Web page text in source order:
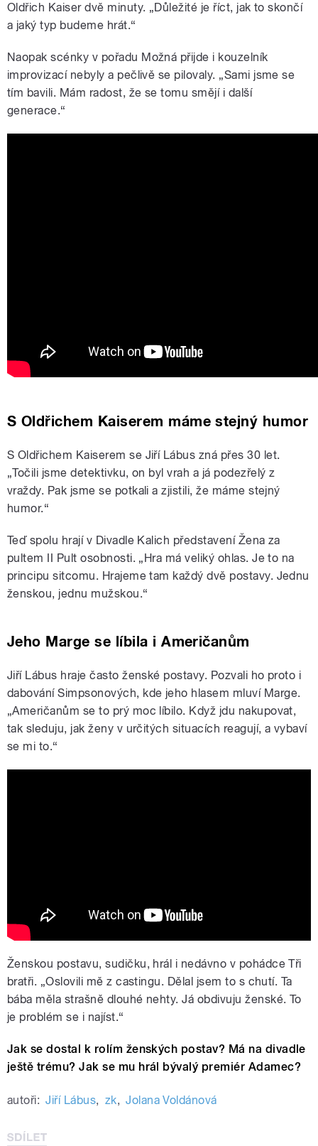
Oldřich Kaiser dvě minuty. „Důležité je říct, jak to skončí
a jaký typ budeme hrát.“
Naopak scénky v pořadu Možná přijde i kouzelník
improvizací nebyly a pečlivě se pilovaly. „Sami jsme se
tím bavili. Mám radost, že se tomu smějí i další
generace.“
S Oldřichem Kaiserem máme stejný humor
S Oldřichem Kaiserem se Jiří Lábus zná přes 30 let.
„Točili jsme detektivku, on byl vrah a já podezřelý z
vraždy. Pak jsme se potkali a zjistili, že máme stejný
humor.“
Teď spolu hrají v Divadle Kalich představení Žena za
pultem II Pult osobnosti. „Hra má veliký ohlas. Je to na
principu sitcomu. Hrajeme tam každý dvě postavy. Jednu
ženskou, jednu mužskou.“
Jeho Marge se líbila i Američanům
Jiří Lábus hraje často ženské postavy. Pozvali ho proto i
dabování Simpsonových, kde jeho hlasem mluví Marge.
„Američanům se to prý moc líbilo. Když jdu nakupovat,
tak sleduju, jak ženy v určitých situacích reagují, a vybaví
se mi to.“
Ženskou postavu, sudičku, hrál i nedávno v pohádce Tři
bratři. „Oslovili mě z castingu. Dělal jsem to s chutí. Ta
bába měla strašně dlouhé nehty. Já obdivuju ženské. To
je problém se i najíst.“
Jak se dostal k rolím ženských postav? Má na divadle
ještě trému? Jak se mu hrál bývalý premiér Adamec?
autoři: Jiří Lábus, zk, Jolana Voldánová